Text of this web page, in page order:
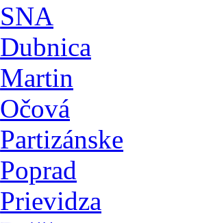
SNA
Dubnica
Martin
Očová
Partizánske
Poprad
Prievidza